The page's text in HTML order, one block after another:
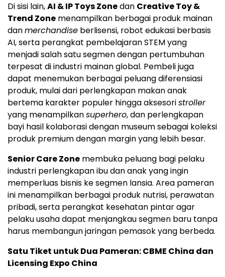
Di sisi lain,AI & IP Toys Zonedan Creative Toy &
Trend Zone menampilkan berbagai produk mainan
danmerchandise berlisensi, robot edukasi berbasis
AI, serta perangkat pembelajaran STEM yang
menjadi salah satu segmen dengan pertumbuhan
terpesat di industri mainan global. Pembeli juga
dapat menemukan berbagai peluang diferensiasi
produk, mulai dari perlengkapan makan anak
bertema karakter populer hingga aksesoristroller
yang menampilkansuperhero, dan perlengkapan
bayi hasil kolaborasi dengan museum sebagai koleksi
produk premium dengan margin yang lebih besar.
Senior Care Zone membuka peluang bagi pelaku
industri perlengkapan ibu dan anak yang ingin
memperluas bisnis ke segmen lansia. Area pameran
ini menampilkan berbagai produk nutrisi, perawatan
pribadi, serta perangkat kesehatan pintar agar
pelaku usaha dapat menjangkau segmen baru tanpa
harus membangun jaringan pemasok yang berbeda.
Satu Tiket untuk Dua Pameran: CBME China dan
Licensing Expo China